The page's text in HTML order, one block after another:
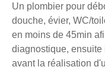
Un plombier pour
douche, évier, WC/
en moins de 45min
diagnostique,
avant la réalisation